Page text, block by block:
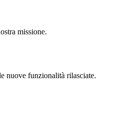
missione.
nuove funzionalità rilasciate.